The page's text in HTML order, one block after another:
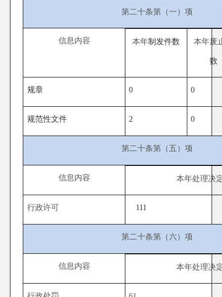
第二十条第（一）项
信息内容 本年制 发件数 本年废
数
规章 0 0
规范性文件 2 0
第二十条第（五）项
信息内容 本年处理决
行政许可 111
第二十条第（六）项
信息内容 本年处理决